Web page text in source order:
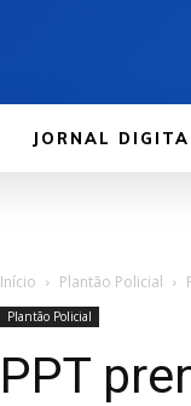
JORNAL
Início Plantão Policial
Plantão Policial
PPT